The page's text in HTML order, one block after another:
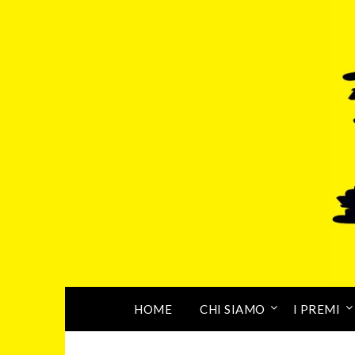
HOME CHI SIAMO I PREMI